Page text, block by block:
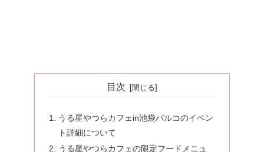
目次
うる星やつらカフェin池袋パルコのイベン
ト詳細について
うる星やつらカフェの限定フードメニュ